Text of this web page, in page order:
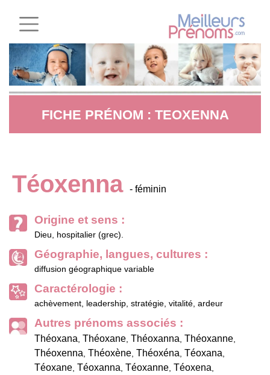
FICHE PRÉNOM : TEOXENNA
Téoxenna - féminin
Origine et sens :
Dieu, hospitalier (grec).
Géographie, langues, cultures :
diffusion géographique variable
Caractérologie :
achèvement, leadership, stratégie, vitalité, ardeur
Autres prénoms associés :
Théoxana, Théoxane, Théoxanna, Théoxanne,
Théoxenna, Théoxène, Théoxéna, Téoxana,
Téoxane, Téoxanna, Téoxanne, Téoxena,